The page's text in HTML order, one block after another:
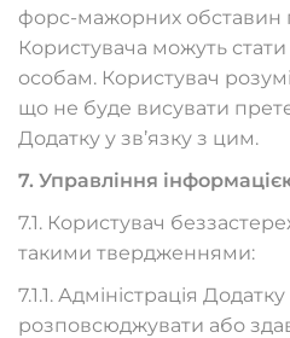
форс-мажорних обставин
Користувача можуть
особам. Користувач
що не буде висувати
Додатку у зв’язку з цим.
7. Управління
7.1. Користувач
такими твердженнями:
7.1.1. Адміністрація
розповсюджувати або